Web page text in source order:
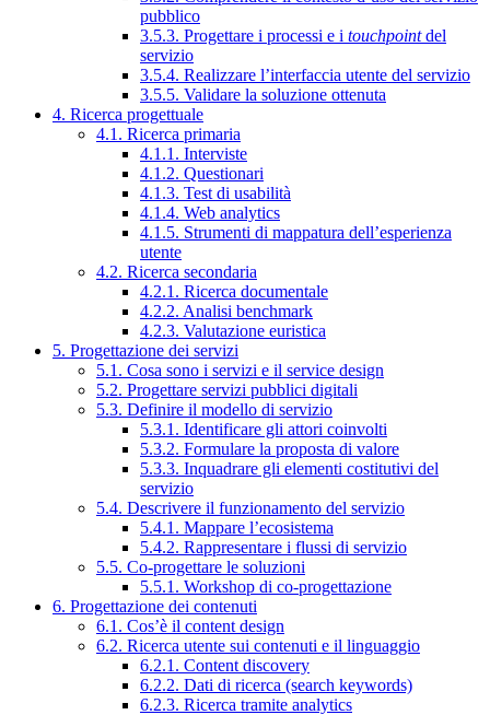
pubblico
3.5.3. Progettare i processi e i touchpointdel
servizio
3.5.4. Realizzare l’interfaccia utente del servizio
3.5.5. Validare la soluzione ottenuta
4. Ricerca progettuale
4.1. Ricerca primaria
4.1.1. Interviste
4.1.2. Questionari
4.1.3. Test di usabilità
4.1.4. Web analytics
4.1.5. Strumenti di mappatura dell’esperienza
utente
4.2. Ricerca secondaria
4.2.1. Ricerca documentale
4.2.2. Analisi benchmark
4.2.3. Valutazione euristica
5. Progettazione dei servizi
5.1. Cosa sono i servizi e il service design
5.2. Progettare servizi pubblici digitali
5.3. Definire il modello di servizio
5.3.1. Identificare gli attori coinvolti
5.3.2. Formulare la proposta di valore
5.3.3. Inquadrare gli elementi costitutivi del
servizio
5.4. Descrivere il funzionamento del servizio
5.4.1. Mappare l’ecosistema
5.4.2. Rappresentare i flussi di servizio
5.5. Co-progettare le soluzioni
5.5.1. Workshop di co-progettazione
6. Progettazione dei contenuti
6.1. Cos’è il content design
6.2. Ricerca utente sui contenuti e il linguaggio
6.2.1. Content discovery
6.2.2. Dati di ricerca (search keywords)
6.2.3. Ricerca tramite analytics